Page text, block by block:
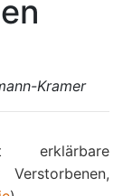
Kramer
erklärbare